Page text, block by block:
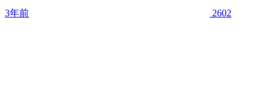
3年前 2602